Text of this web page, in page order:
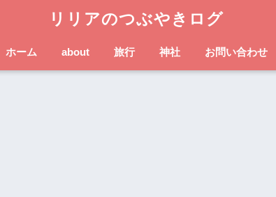
リリアのつぶやきログ
ホーム about 旅行 神社 お問い合わせ